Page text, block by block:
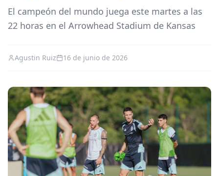
El campeón del mundo juega este martes a las
22 horas en el Arrowhead Stadium de Kansas
Agustin Ruiz 16 de junio de 2026